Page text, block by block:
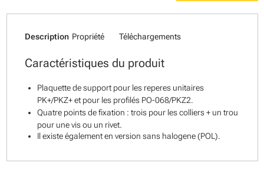
Description Propriété Téléchargements
Caractéristiques du produit
Plaquette de support pour les reperes unitaires
PK+/PKZ+ et pour les profilés PO-068/PKZ2.
Quatre points de fixation : trois pour les colliers + un trou
pour une vis ou un rivet.
Il existe également en version sans halogene (POL).